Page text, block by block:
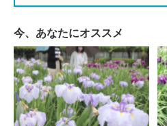
今、あなたにオススメ